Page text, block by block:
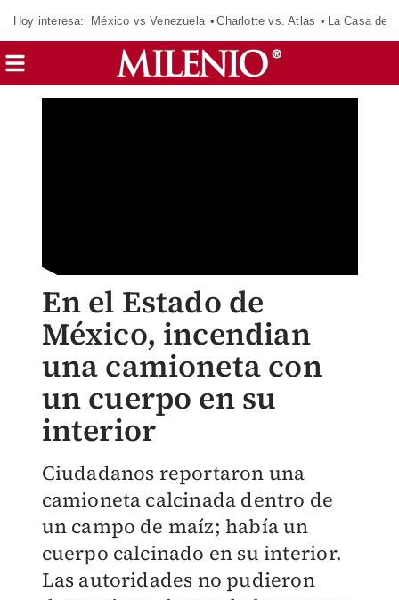
Hoy interesa: México vs Venezuela Charlotte vs. Atlas La Casa de
En el Estado de
México, incendian
una camioneta con
un cuerpo en su
interior
Ciudadanos reportaron una
camioneta calcinada dentro de
un campo de maíz; había un
cuerpo calcinado en su interior.
Las autoridades no pudieron